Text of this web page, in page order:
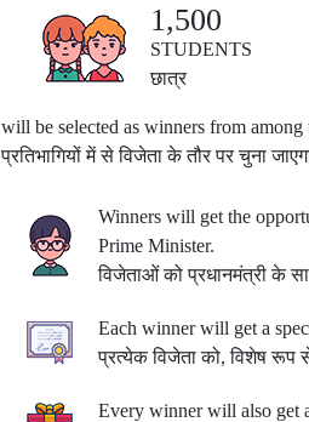
1,500
STUDENTS
छात्र
will be selected as winners from among
प्रतिभागियों में से विजेता के तौर पर चुना
Winners will get the
Prime Minister.
विजेताओं को प्रधानमंत्री के
Each winner will get a
प्रत्येक विजेता को, विशेष रूप
Every winner will also get